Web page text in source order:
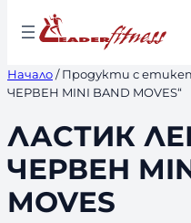
Начало/ Продукти с
ЧЕРВЕН MINI BAND MOVES“
ЛАСТИК
ЧЕРВЕН
MOVES